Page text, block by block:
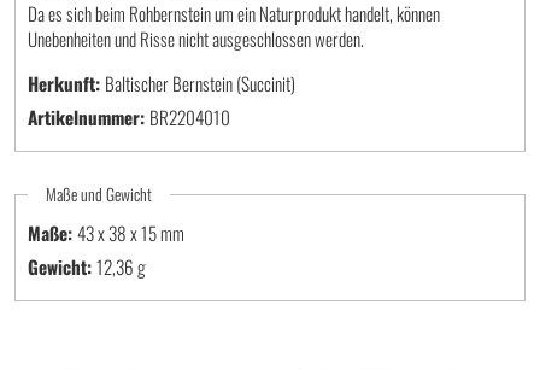
Da es sich beim Rohbernstein um ein Naturprodukt handelt, können
Unebenheiten und Risse nicht ausgeschlossen werden.
Herkunft: Baltischer Bernstein (Succinit)
Artikelnummer: BR2204010
Maße und Gewicht
Maße:43 x 38 x 15
Gewicht:12,36 g